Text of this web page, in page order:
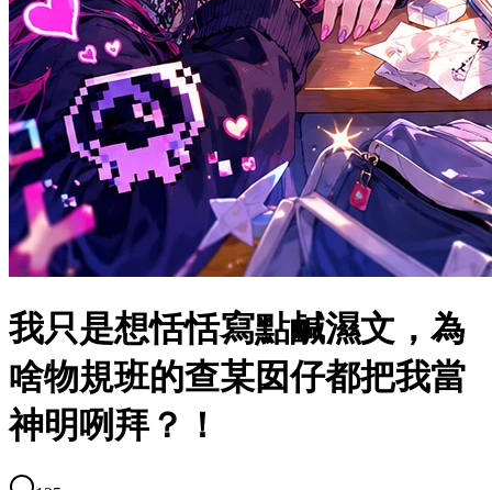
我只是想恬恬寫點鹹濕文，為
啥物規班的查某囡仔都把我當
神明咧拜？！